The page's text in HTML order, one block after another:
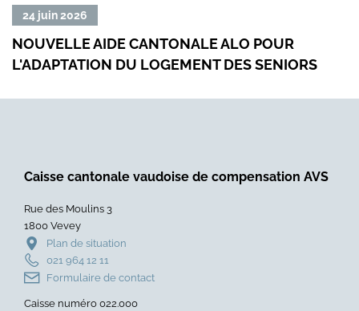
24 juin 2026
NOUVELLE AIDE CANTONALE ALO POUR
L'ADAPTATION DU LOGEMENT DES SENIORS
Lire
suite
de
pour
du
logement
des
seniors
Caisse cantonale vaudoise de compensation AVS
Rue des Moulins 3
1800 Vevey
Plan de situation
021 964 12 11
Formulaire de contact
Caisse numéro 022.000